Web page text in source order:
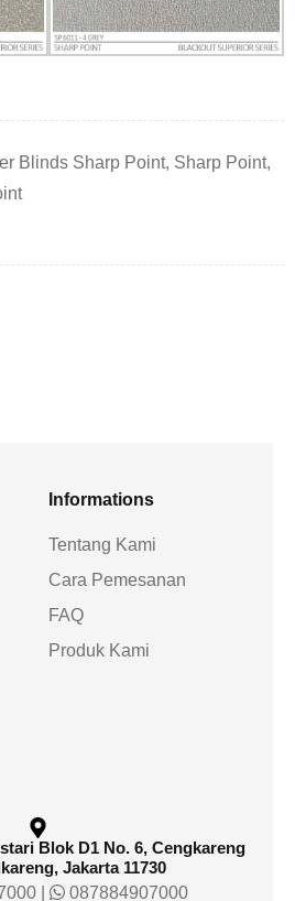
Blinds Sharp Point, Sharp Point,
Informations
Tentang Kami
Cara Pemesanan
FAQ
Produk Kami
Blok D1 No. 6, Cengkareng
Jakarta 11730
| 087884907000